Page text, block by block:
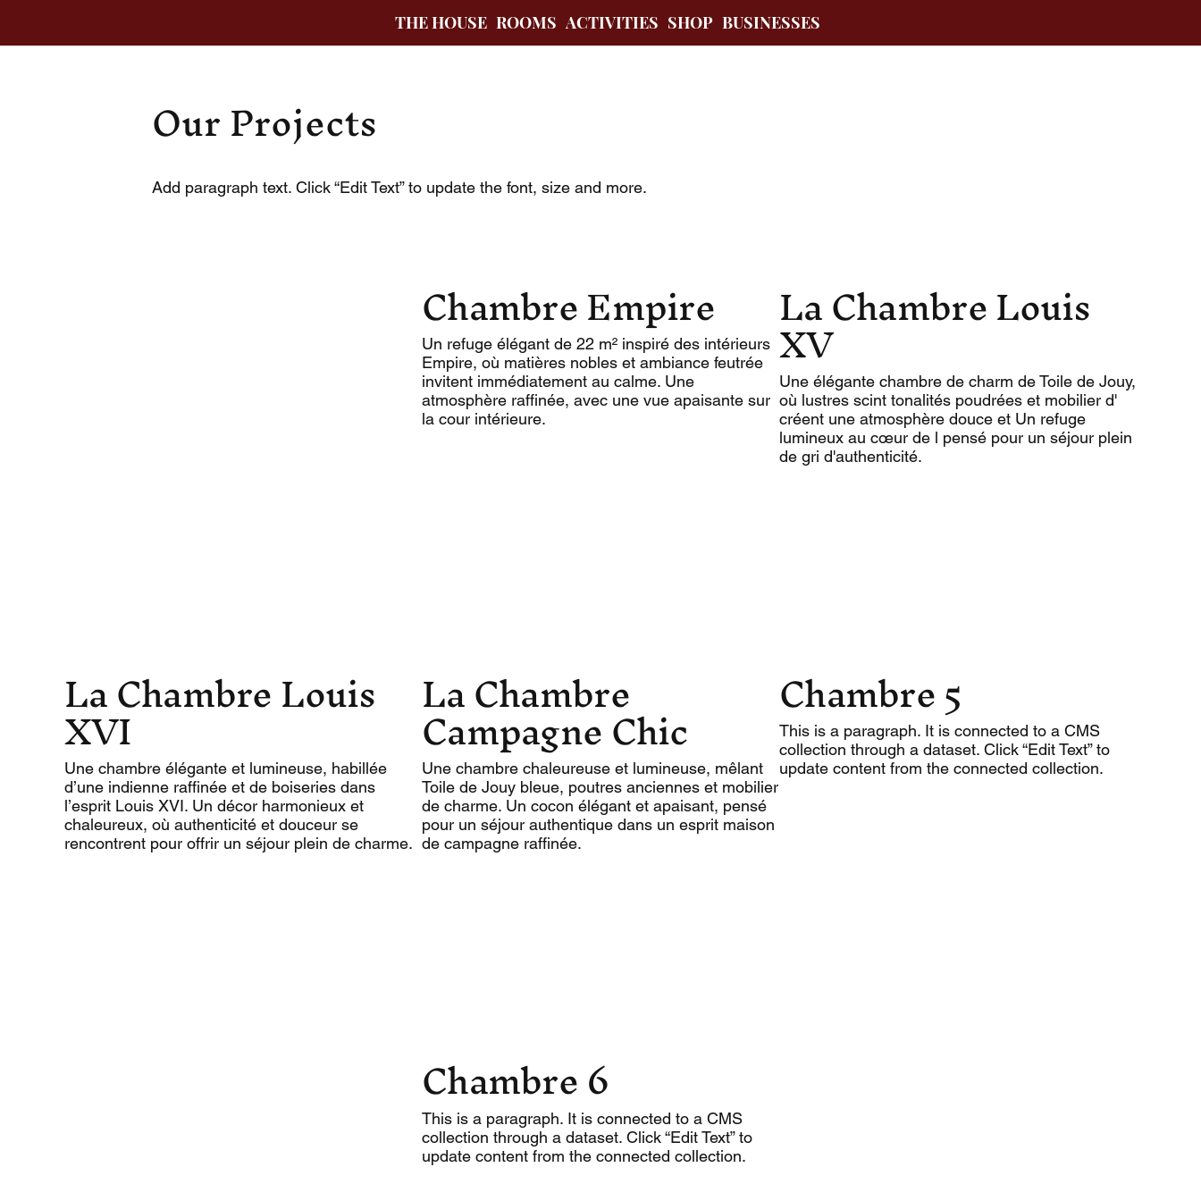
THE HOUSE ROOMS ACTIVITIES SHOP BUSINESSES
Our Projects
Add paragraph text. Click “Edit Text” to update the font, size and more.
Chambre Empire
Un refuge élégant de 22 m² inspiré des intérieurs
Empire, où matières nobles et ambiance feutrée
invitent immédiatement au calme. Une
atmosphère raffinée, avec une vue apaisante sur
la cour intérieure.
La Chambre Louis
XV
Une élégante chambre de charm de Toile de Jouy,
où lustres scint tonalités poudrées et mobilier d'
créent une atmosphère douce et Un refuge
lumineux au cœur de l pensé pour un séjour plein
de gri d'authenticité.
La Chambre Louis
XVI
Une chambre élégante et lumineuse, habillée
d’une indienne raffinée et de boiseries dans
l’esprit Louis XVI. Un décor harmonieux et
chaleureux, où authenticité et douceur se
rencontrent pour offrir un séjour plein de charme.
La Chambre
Campagne Chic
Une chambre chaleureuse et lumineuse, mêlant
Toile de Jouy bleue, poutres anciennes et mobilier
de charme. Un cocon élégant et apaisant, pensé
pour un séjour authentique dans un esprit maison
de campagne raffinée.
Chambre 5
This is a paragraph. It is connected to a CMS
collection through a dataset. Click “Edit Text” to
update content from the connected collection.
Chambre 6
This is a paragraph. It is connected to a CMS
collection through a dataset. Click “Edit Text” to
update content from the connected collection.